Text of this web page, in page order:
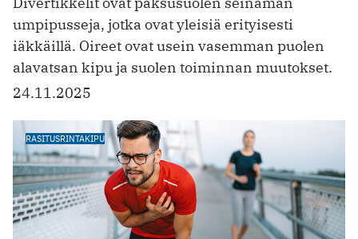
umpipusseja, jotka ovat yleisiä erityisesti
iäkkäillä. Oireet ovat usein vasemman puolen
alavatsan kipu ja suolen toiminnan muutokset.
24.11.2025
RASITUSRINTAKIPU